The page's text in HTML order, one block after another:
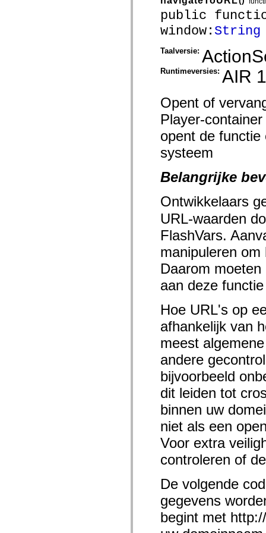
mx.automation.delegates.controls.fileSystemClasses
public
window: String
Taalversie:
Runtimeversies: AIR
Opent of
Player-
opent de functie
systeem
Belangrijke
Ontwikkelaars
URL-waarden
FlashVars.
manipuleren
Daarom
aan deze
Hoe URL's op
afhankelijk van
meest
andere
bijvoorbeeld
dit leiden tot
binnen uw
niet als een
Voor extra
controleren of
De volgende
gegevens
begint met